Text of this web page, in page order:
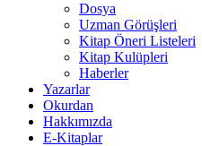
Dosya
Uzman Görüşleri
Kitap Öneri Listeleri
Kitap Kulüpleri
Haberler
Yazarlar
Okurdan
Hakkımızda
E-Kitaplar